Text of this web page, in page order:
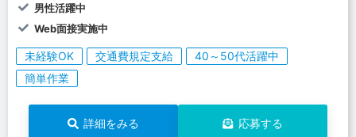
男性活躍中
Web面接実施中
未経験OK 交通費規定支給
40～50代活躍中
簡単作業
詳細をみる 応募する